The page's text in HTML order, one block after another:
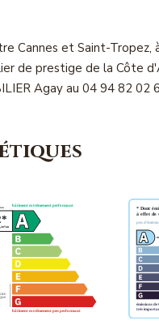
Cannes et Saint-Tropez,
de prestige de la Côte
Agay au 04 94 82 02